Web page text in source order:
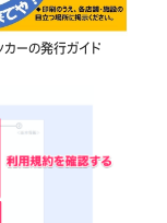
ーの発行ガイド